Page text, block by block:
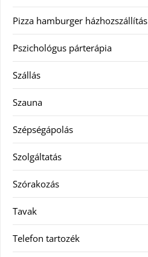
Pizza hamburger házhozszállítás
Pszichológus párterápia
Szállás
Szauna
Szépségápolás
Szolgáltatás
Szórakozás
Tavak
Telefon tartozék